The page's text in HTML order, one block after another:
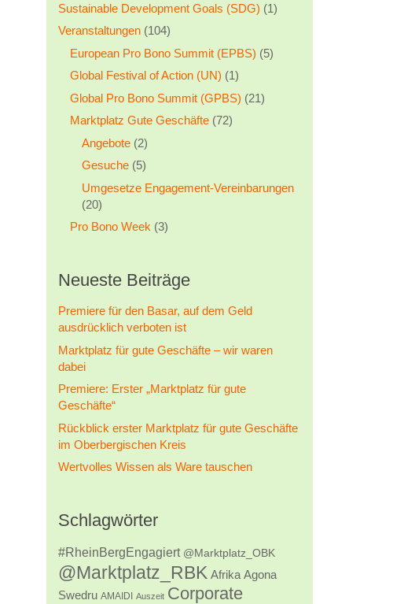
Sustainable Development Goals (SDG) (1)
Veranstaltungen(104)
European Pro Bono Summit (EPBS) (5)
Global Festival of Action (UN) (1)
Global Pro Bono Summit (GPBS) (21)
Marktplatz Gute Geschäfte(72)
Angebote(2)
Gesuche(5)
Umgesetze Engagement-Vereinbarungen
(20)
Pro Bono Week (3)
Neueste Beiträge
Premiere für den Basar, auf dem Geld
ausdrücklich verboten ist
Marktplatz für gute Geschäfte – wir waren
dabei
Premiere: Erster „Marktplatz für gute
Geschäfte“
Rückblick erster Marktplatz für gute Geschäfte
im Oberbergischen Kreis
Wertvolles Wissen als Ware tauschen
Schlagwörter
#RheinBergEngagiert @Marktplatz_OBK
@Marktplatz_RBK Afrika Agona
Swedru AMAIDI Auszeit Corporate